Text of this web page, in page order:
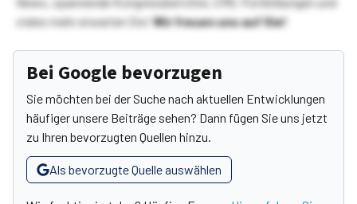
vieles mehr erwarten Sie!Wir freuen uns auf Sie!
Bei Google bevorzugen
Sie möchten bei der Suche nach aktuellen Entwicklungen
häufiger unsere Beiträge sehen? Dann fügen Sie uns jetzt
zu Ihren bevorzugten Quellen hinzu.
Als bevorzugte Quelle auswählen